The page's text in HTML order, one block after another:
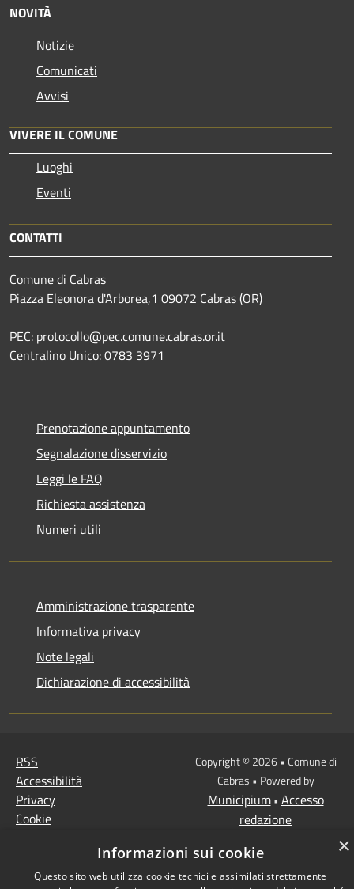
NOVITÀ
Notizie
Comunicati
Avvisi
VIVERE IL COMUNE
Luoghi
Eventi
CONTATTI
Comune di Cabras
Piazza Eleonora d'Arborea,1 09072 Cabras (OR)
PEC: protocollo@pec.comune.cabras.or.it
Centralino Unico: 0783 3971
Prenotazione appuntamento
Segnalazione disservizio
Leggi le FAQ
Richiesta assistenza
Numeri utili
Amministrazione trasparente
Informativa privacy
Note legali
Dichiarazione di accessibilità
RSS
Accessibilità
Privacy
Cookie
Copyright © 2026 • Comune di
Cabras • Powered by
Municipium• Accesso
redazione
×
Informazioni sui cookie
Questo sito web utilizza cookie tecnici e assimilati strettamente